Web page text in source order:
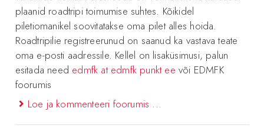
plaanid roadtripi toimumise suhtes. Kõikidel
piletiomanikel soovitatakse oma pilet alles hoida.
Roadtripilie registreerunud on saanud ka vastava teate
oma e-posti aadressile. Kellel on lisaküsimusi, palun
esitada need edmfk at edmfk punkt ee või EDMFK
foorumis
Loe ja kommenteeri foorumis ...